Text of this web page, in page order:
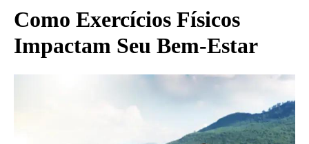
Como Exercícios Físicos
Impactam Seu Bem-Estar